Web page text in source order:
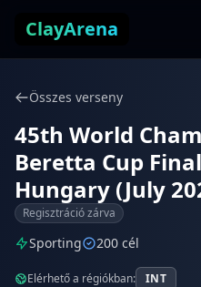
ClayArena
Összes verseny
45th World
Beretta Cup
Hungary (July
Regisztráció zárva
Sporting 200 cél
Elérhető a régiókban: INT